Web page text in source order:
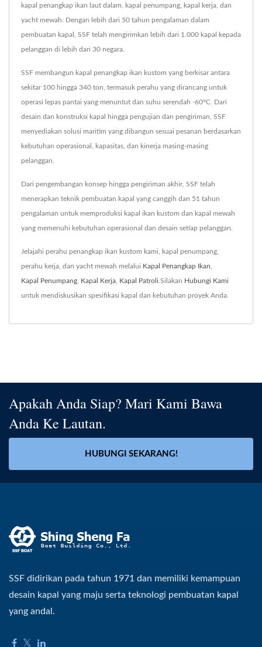
kapal penangkap ikan laut dalam, kapal penumpang, kapal kerja, dan
yacht mewah. Dengan lebih dari 50 tahun pengalaman dalam
pembuatan kapal, SSF telah mengirimkan lebih dari 1.000 kapal kepada
pelanggan di lebih dari 30 negara.
SSF membangun kapal penangkap ikan kustom yang berkisar antara
sekitar 100 hingga 340 ton, termasuk perahu yang dirancang untuk
operasi lepas pantai yang menuntut dan suhu serendah -60°C. Dari
desain dan konstruksi kapal hingga pengujian dan pengiriman, SSF
menyediakan solusi maritim yang dibangun sesuai pesanan berdasarkan
kebutuhan operasional, kapasitas, dan kinerja masing-masing
pelanggan.
Dari pengembangan konsep hingga pengiriman akhir, SSF telah
menerapkan teknik pembuatan kapal yang canggih dan 51 tahun
pengalaman untuk memproduksi kapal ikan kustom dan kapal mewah
yang memenuhi kebutuhan operasional dan desain setiap pelanggan.
Jelajahi perahu penangkap ikan kustom kami, kapal penumpang,
perahu kerja, dan yacht mewah melalui Kapal Penangkap Ikan,
Kapal Penumpang, Kapal Kerja, Kapal Patroli.Silakan Hubungi Kami
untuk mendiskusikan spesifikasi kapal dan kebutuhan proyek Anda.
Apakah Anda Siap? Mari Kami Bawa
Anda Ke Lautan.
HUBUNGI SEKARANG!
SSF didirikan pada tahun 1971 dan memiliki kemampuan
desain kapal yang maju serta teknologi pembuatan kapal
yang andal.